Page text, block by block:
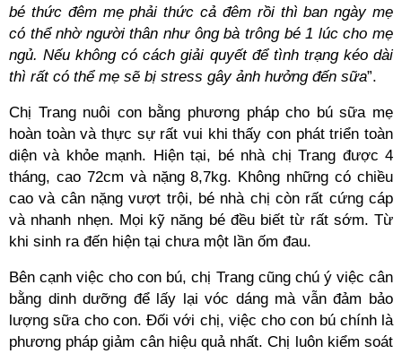
bé thức đêm mẹ phải thức cả đêm rồi thì ban ngày mẹ
có thể nhờ người thân như ông bà trông bé 1 lúc cho mẹ
ngủ. Nếu không có cách giải quyết để tình trạng kéo dài
thì rất có thể mẹ sẽ bị stress gây ảnh hưởng đến sữa”.
Chị Trang nuôi con bằng phương pháp cho bú sữa mẹ
hoàn toàn và thực sự rất vui khi thấy con phát triển toàn
diện và khỏe mạnh. Hiện tại, bé nhà chị Trang được 4
tháng, cao 72cm và nặng 8,7kg. Không những có chiều
cao và cân nặng vượt trội, bé nhà chị còn rất cứng cáp
và nhanh nhẹn. Mọi kỹ năng bé đều biết từ rất sớm. Từ
khi sinh ra đến hiện tại chưa một lần ốm đau.
Bên cạnh việc cho con bú, chị Trang cũng chú ý việc cân
bằng dinh dưỡng để lấy lại vóc dáng mà vẫn đảm bảo
lượng sữa cho con. Đối với chị, việc cho con bú chính là
phương pháp giảm cân hiệu quả nhất. Chị luôn kiểm soát